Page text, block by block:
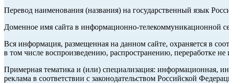
Перевод наименования (названия) на государственный язык
Доменное имя сайта в информационно-телекоммуникационной
Вся информация, размещенная на данном сайте, охраняется в
в том числе воспроизведению, распространению, переработке
Примерная тематика и (или) специализация: информационная,
реклама в соответствии с законодательством Российской